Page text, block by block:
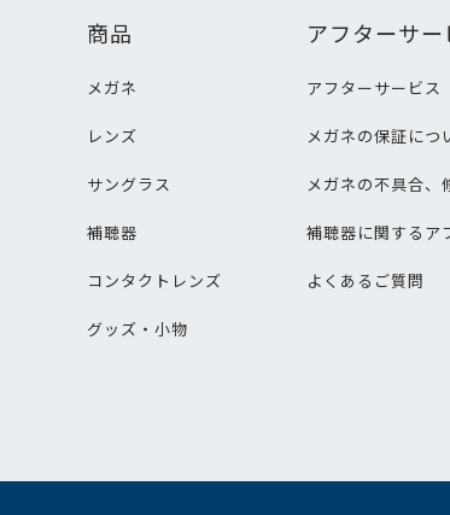
商品
メガネ
レンズ
サングラス
補聴器
コンタクトレンズ
グッズ・小物
アフターサー
アフターサービス
メガネの保証につ
メガネの不具合、
補聴器に関するア
よくあるご質問